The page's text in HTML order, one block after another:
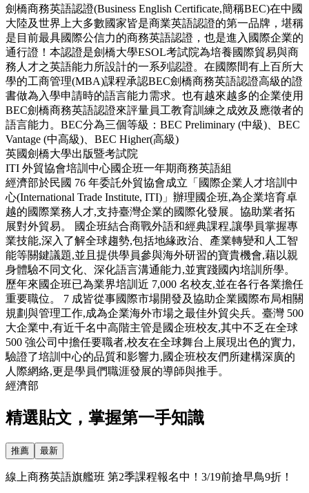
劍橋商務英語認證(Business English Certificate,簡稱BEC)在中國
大陸及世界上大多數國家皆是商業英語認證的第一品牌，堪稱
是目前最具國際公信力的商務英語認證，也是進入國際企業的
通行證！本認證是劍橋大學ESOL考試院為培養國際貿易與商
務人才之英語能力所設計的一系列認證。在國際間有上百所大
學的工商管理(MBA)課程承認BEC劍橋商務英語認證高級的證
書做為入學申請時的語言能力需求。也有越來越多的企業使用
BEC劍橋商務英語認證來評量員工教育訓練之成效及應徵者的
語言能力。BEC分為三個等級：BEC Preliminary (中級)、BEC
Vantage (中高級)、BEC Higher(高級)
英國劍橋大學出版暨考試院
ITI 外貿協會培訓中心國企班一年期商務英語組
經濟部於民國 76 年委託外貿協會成立「國際企業人才培訓中
心(International Trade Institute, ITI)」辦理國企班,為企業培育卓
越的國際業務人才,支持臺灣企業的國際化發展。協助業者拓
展對外貿易。 國企班結合商戰外語和經典課程,讓學員掌握專
業技能,深入了解全球趨勢,包括地緣政治、產業轉變和人工智
能等關鍵議題,並且提供學員參與海外研習的寶貴機會,藉以親
身體驗不同文化、深化語言溝通能力,並實踐國內培訓所學。
歷年來國企班已為業界培訓近 7,000 名校友,並在各行各業擔任
重要職位。 7 成皆從事國際市場開發及協助企業國際布局相關
規劃與管理工作,成為企業海外市場之最佳外貿尖兵。臺灣 500
大企業中,有近千名中高階主管是國企班校友,其中不乏在全球
500 強公司中擔任要職者,校友在全球舞台上展現出色的實力,
驗證了培訓中心的品質和影響力,國企班校友們所建構深廣的
人際網絡,更是學員們職涯發展的導師與推手。
經濟部
精選貼文，掌握第一手知識
推薦 最新
線上商務英語旗艦班 第2季課程報名中！3/19前搶早鳥9折！